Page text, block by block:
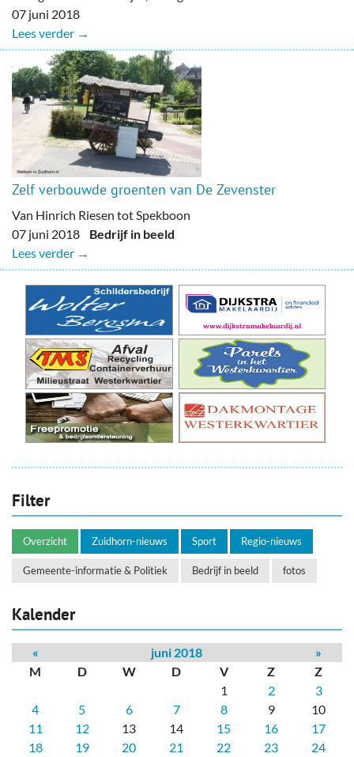
07 juni 2018
Lees verder →
Zelf verbouwde groenten van De Zevenster
Van Hinrich Riesen tot Spekboon
07 juni 2018 Bedrijf in beeld
Lees verder →
Filter
Overzicht Zuidhorn-nieuws Sport Regio-nieuws
Gemeente-informatie & Politiek Bedrijf in beeld fotos
Kalender
« juni 2018
»
M
D W D V Z
Z
1
2
3
4
5 6 7 8 9
10
11
12 13 14 15 16
17
18
19 20 21 22 23
24